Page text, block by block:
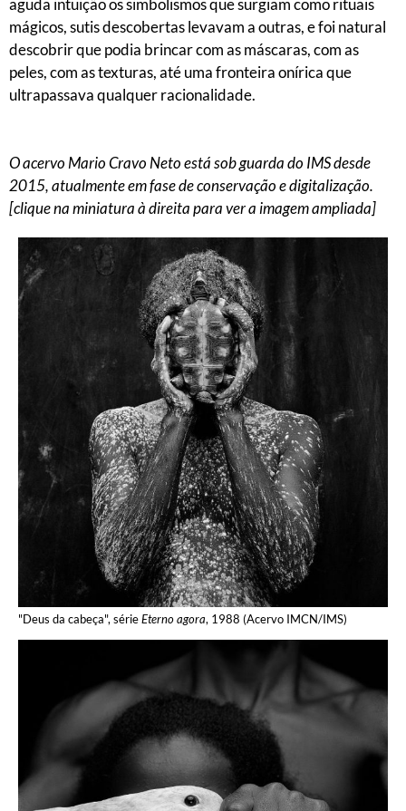
aguda intuição os simbolismos que surgiam como rituais
mágicos, sutis descobertas levavam a outras, e foi natural
descobrir que podia brincar com as máscaras, com as
peles, com as texturas, até uma fronteira onírica que
ultrapassava qualquer racionalidade.
O acervo Mario Cravo Neto está sob guarda do IMS desde
2015, atualmente em fase de conservação e digitalização.
[clique na miniatura à direita para ver a imagem ampliada]
"Deus da cabeça", sérieEterno agora, 1988 (Acervo IMCN/IMS)